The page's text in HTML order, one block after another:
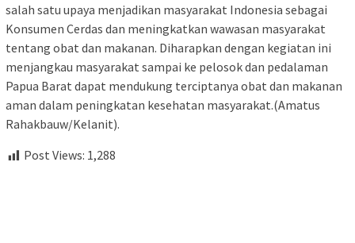
salah satu upaya menjadikan masyarakat Indonesia sebagai
Konsumen Cerdas dan meningkatkan wawasan masyarakat
tentang obat dan makanan. Diharapkan dengan kegiatan ini
menjangkau masyarakat sampai ke pelosok dan pedalaman
Papua Barat dapat mendukung terciptanya obat dan makanan
aman dalam peningkatan kesehatan masyarakat.(Amatus
Rahakbauw/Kelanit).
Post Views: 1,288